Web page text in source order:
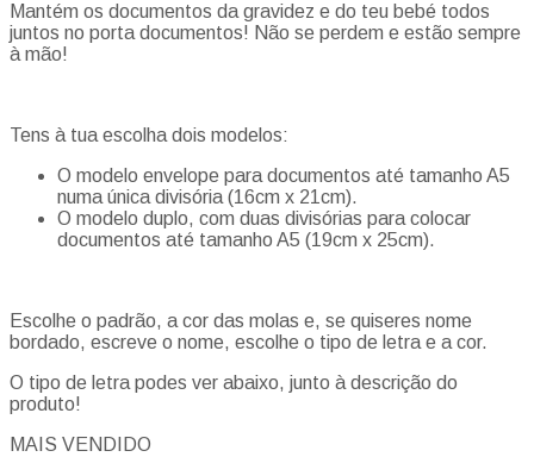
Mantém os documentos da gravidez e do teu bebé todos
juntos no porta documentos! Não se perdem e estão sempre
à mão!
Tens à tua escolha dois modelos:
O modelo envelope para documentos até tamanho A5
numa única divisória (16cm x 21cm).
O modelo duplo, com duas divisórias para colocar
documentos até tamanho A5 (19cm x 25cm).
Escolhe o padrão, a cor das molas e, se quiseres nome
bordado, escreve o nome, escolhe o tipo de letra e a cor.
O tipo de letra podes ver abaixo, junto à descrição do
produto!
MAIS VENDIDO